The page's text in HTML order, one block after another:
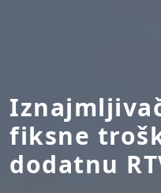
fiksne
dodatnu